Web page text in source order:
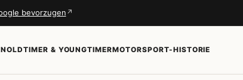
bevorzugen ↗
OLDTIMER & YOUNGTIMERMOTORSPORT-HISTORIE